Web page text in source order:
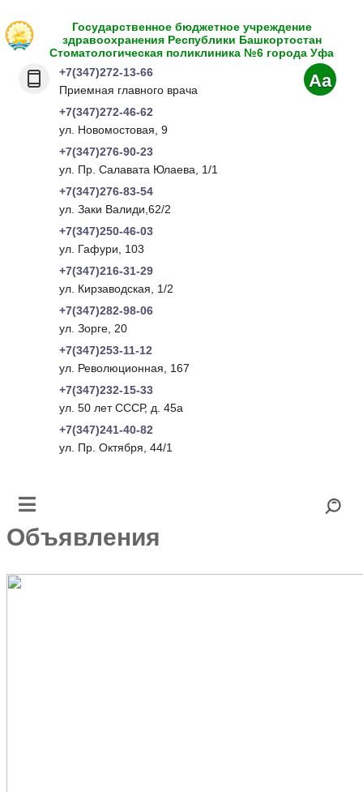
Государственное бюджетное учреждение
здравоохранения Республики Башкортостан
Стоматологическая поликлиника №6 города Уфа
+7(347)272-13-66
Приемная главного врача
+7(347)272-46-62
ул. Новомостовая, 9
+7(347)276-90-23
ул. Пр. Салавата Юлаева, 1/1
+7(347)276-83-54
ул. Заки Валиди,62/2
+7(347)250-46-03
ул. Гафури, 103
+7(347)216-31-29
ул. Кирзаводская, 1/2
+7(347)282-98-06
ул. Зорге, 20
+7(347)253-11-12
ул. Революционная, 167
+7(347)232-15-33
ул. 50 лет СССР, д. 45а
+7(347)241-40-82
ул. Пр. Октября, 44/1
Aa
Объявления